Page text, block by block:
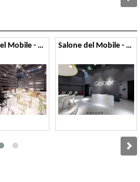
Salone del Mobile - 2013 Salone del Mobile - 2012